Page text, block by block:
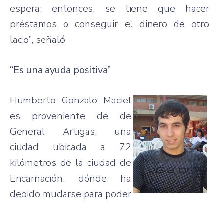
espera; entonces, se tiene que hacer
préstamos o conseguir el dinero de otro
lado”, señaló.
“Es una ayuda positiva”
Humberto Gonzalo Maciel
es proveniente de de
General Artigas, una
ciudad ubicada a 72
kilómetros de la ciudad de
Encarnación, dónde ha
debido mudarse para poder